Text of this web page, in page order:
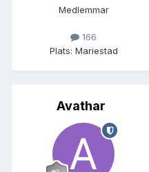
Medlemmar
166
Plats: Mariestad
Avathar